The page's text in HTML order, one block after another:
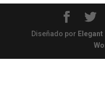
Diseñado por